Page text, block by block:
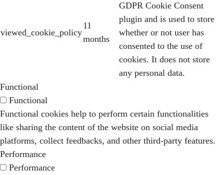
viewed_cookie_policy
11
months
GDPR Cookie Consent
plugin and is used to store
whether or not user has
consented to the use of
cookies. It does not store
any personal data.
Functional
Functional
Functional cookies help to perform certain functionalities
like sharing the content of the website on social media
platforms, collect feedbacks, and other third-party features.
Performance
Performance